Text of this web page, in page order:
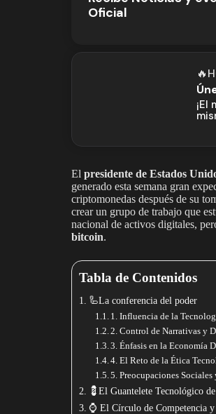
Oficial
¡El
El presidente de Estados
generado esta semana gran
criptomonedas después de su
crear un grupo de trabajo que
nacional de activos digitales,
bitcoin.
Tabla de Contenidos
🦾La conferencia del poder
1. Influencia de la
2. Control de Narrativas y
3. Énfasis en la Economía
4. El Reto de la Ética
5. Preocupaciones
💈El Guantelete Tecnológico
⌚️ El Círculo de Competencia